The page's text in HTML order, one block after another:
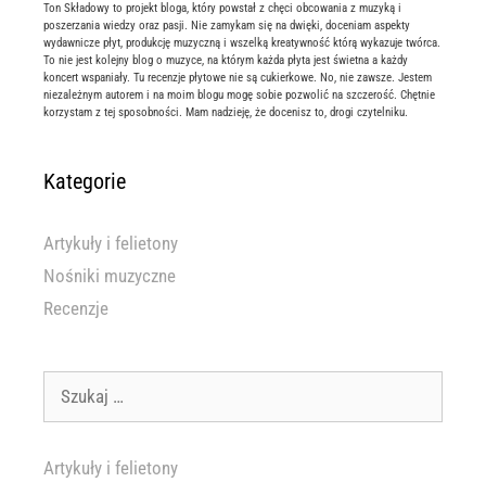
Ton Składowy to projekt bloga, który powstał z chęci obcowania z muzyką i
poszerzania wiedzy oraz pasji. Nie zamykam się na dwięki, doceniam aspekty
wydawnicze płyt, produkcję muzyczną i wszelką kreatywność którą wykazuje twórca.
To nie jest kolejny blog o muzyce, na którym każda płyta jest świetna a każdy
koncert wspaniały. Tu recenzje płytowe nie są cukierkowe. No, nie zawsze. Jestem
niezależnym autorem i na moim blogu mogę sobie pozwolić na szczerość. Chętnie
korzystam z tej sposobności. Mam nadzieję, że docenisz to, drogi czytelniku.
Kategorie
Artykuły i felietony
Nośniki muzyczne
Recenzje
Szukaj:
Artykuły i felietony